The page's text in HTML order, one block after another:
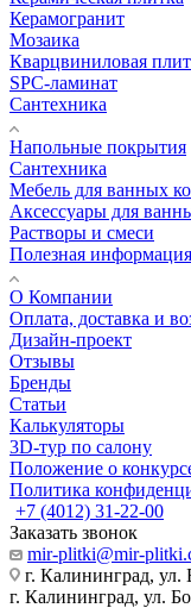
Керамогранит
Мозаика
Кварцвиниловая
SPC-ламинат
Сантехника
Напольные покрытия
Сантехника
Мебель для ванных
Аксессуары для
Растворы и смеси
Полезная информация
О Компании
Оплата, доставка и
Дизайн-проект
Отзывы
Бренды
Статьи
Калькуляторы
3D-тур по салону
Положение о
Политика
+7 (4012) 31-22-00
Заказать звонок
mir-plitki@mir-
г. Калининград,
г. Калининград, ул.